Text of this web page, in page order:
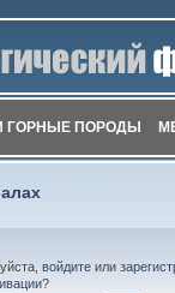
ГОРНЫЕ ПОРОДЫ
войдите или
?